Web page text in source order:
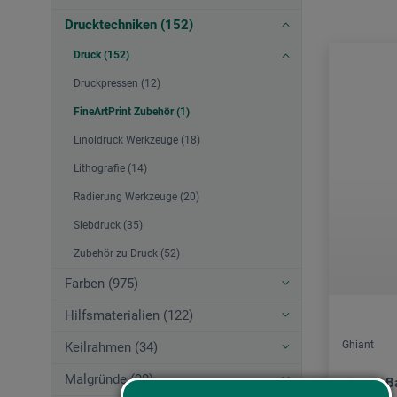
Drucktechniken (152)
Druck (152)
Druckpressen (12)
FineArtPrint Zubehör (1)
Linoldruck Werkzeuge (18)
Lithografie (14)
Radierung Werkzeuge (20)
Siebdruck (35)
Zubehör zu Druck (52)
Farben (975)
Hilfsmaterialien (122)
Keilrahmen (34)
Malgründe (98)
Ghiant
Fixativ